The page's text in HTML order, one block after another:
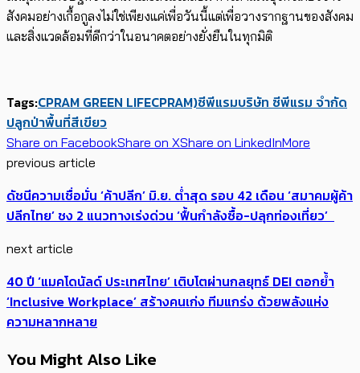
สังคมอย่างเกื้อกูลงไม่ใช่เพียงแค่เพื่อวันนี้แต่เพื่อวางรากฐานของสังคม
และสิ่งแวดล้อมที่ดีกว่าในอนาคตอย่างยั่งยืนในทุกมิติ
Tags:CPRAM GREEN LIFECPRAM)ซีพีแรมบริษัท ซีพีแรม จำกัด
ปลูกป่าพื้นที่สีเขียว
Share on FacebookShare on XShare on LinkedInMore
previous article
ดัชนีความเชื่อมั่น ‘ค้าปลีก’ มิ.ย. ต่ำสุด รอบ 42 เดือน ‘สมาคมผู้ค้า
ปลีกไทย’ ​ชง 2 แนวทางเร่งด่วน ‘ฟื้นกำลังซื้อ-ปลุกท่องเที่ยว’
next article
40 ปี ‘แมคโดนัลด์ ประเทศไทย’ เติบโตผ่านกลยุทธ์ DEI ตอกย้ำ
‘Inclusive Workplace’ สร้างคนเก่ง ทีมแกร่ง ด้วยพลังแห่ง
ความหลากหลาย
You Might Also Like